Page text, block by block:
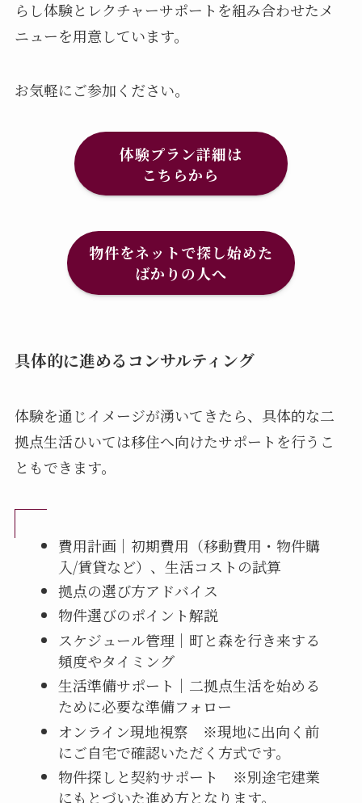
らし体験とレクチャーサポートを組み合わせたメ
ニューを用意しています。
お気軽にご参加ください。
体験プラン詳細は
こちらから
物件をネットで探し始めた
ばかりの人へ
具体的に進めるコンサルティング
体験を通じイメージが湧いてきたら、具体的な二
拠点生活ひいては移住へ向けたサポートを行うこ
ともできます。
費用計画｜初期費用（移動費用・物件購
入/賃貸など）、生活コストの試算
拠点の選び方アドバイス
物件選びのポイント解説
スケジュール管理｜町と森を行き来する
頻度やタイミング
生活準備サポート｜二拠点生活を始める
ために必要な準備フォロー
オンライン現地視察 ※現地に出向く前
にご自宅で確認いただく方式です。
物件探しと契約サポート ※別途宅建業
にもとづいた進め方となります。